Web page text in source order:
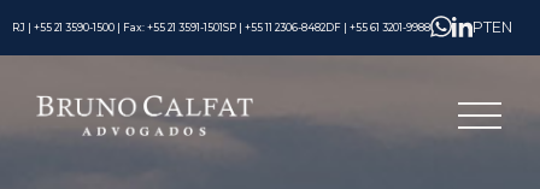
RJ | +55 21 3590-1500 | Fax: +55 21 3591-1501SP | +55 11 2306-8482 DF | +55 61 3201-9988 PTEN